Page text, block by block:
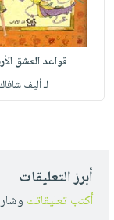
قواعد العشق
لـ أليف شافاك
أبرز التعليقات
أكتب تعليقاتك